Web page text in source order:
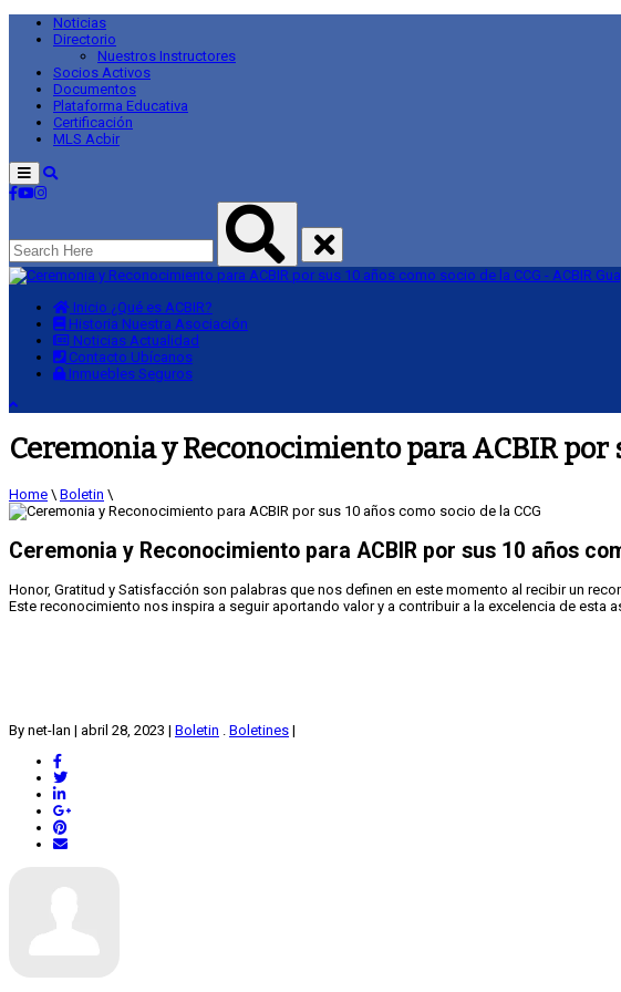
Noticias
Directorio
Nuestros Instructores
Socios Activos
Documentos
Plataforma Educativa
Certificación
MLS Acbir
Menu
Inicio ¿Qué es ACBIR?
Historia Nuestra Asociación
Noticias Actualidad
Contacto Ubícanos
Inmuebles Seguros
Ceremonia y Reconocimiento para ACBIR por
Home \ Boletin \
Ceremonia y Reconocimiento para ACBIR por sus 10 años
Honor, Gratitud y Satisfacción son palabras que nos definen en este momento al recibir un
Este reconocimiento nos inspira a seguir aportando valor y a contribuir a la excelencia de esta
By net-lan | abril 28, 2023 | Boletin . Boletines |